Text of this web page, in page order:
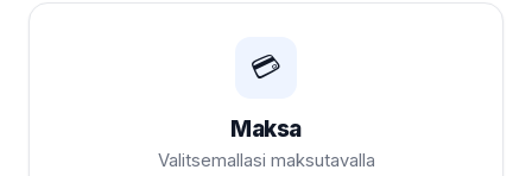
💳
Maksa
Valitsemallasi maksutavalla